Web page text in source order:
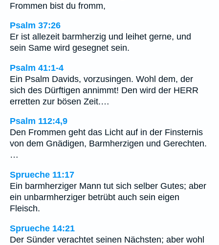
Frommen bist du fromm,
Psalm 37:26
Er ist allezeit barmherzig und leihet gerne, und
sein Same wird gesegnet sein.
Psalm 41:1-4
Ein Psalm Davids, vorzusingen. Wohl dem, der
sich des Dürftigen annimmt! Den wird der HERR
erretten zur bösen Zeit.…
Psalm 112:4,9
Den Frommen geht das Licht auf in der Finsternis
von dem Gnädigen, Barmherzigen und Gerechten.
…
Sprueche 11:17
Ein barmherziger Mann tut sich selber Gutes; aber
ein unbarmherziger betrübt auch sein eigen
Fleisch.
Sprueche 14:21
Der Sünder verachtet seinen Nächsten; aber wohl